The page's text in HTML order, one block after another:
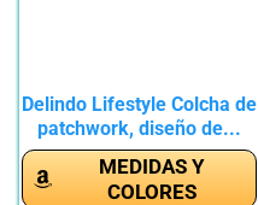
Delindo Lifestyle Colcha de
patchwork, diseño de...
MEDIDAS Y
COLORES